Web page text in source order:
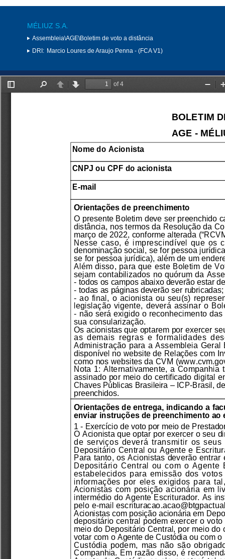
MÉLIUZ S.A.
Assembleia\AGE\Boletim de voto a distância
DRI: Marcio Loures de Araujo Penna - (FCA V1)